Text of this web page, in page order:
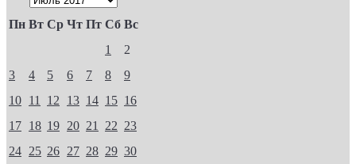
Пн Вт Ср Чт Пт Сб Вс
1
2
3
4 5 6 7 8
9
10 11 12 13 14 15 16
17 18 19 20 21 22 23
24 25 26 27 28 29 30